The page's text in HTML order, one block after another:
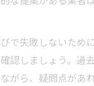
ム成功へ導く業者選
高める業者選びの
安心の業者選びポイ
で失敗しないため
認しましょう。過
がら、疑問点があ